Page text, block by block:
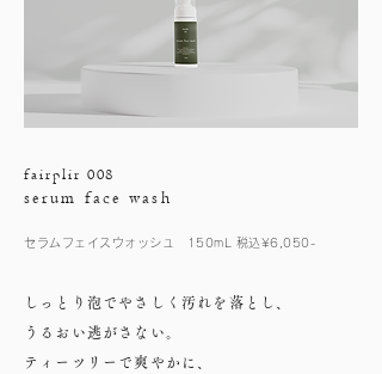
fairplir 008
serum face wash
セラムフェイスウォッシュ 150mL 税込¥6,050-
しっとり泡でやさしく汚れを落とし、
うるおい逃がさない。
ティーツリーで爽やかに、